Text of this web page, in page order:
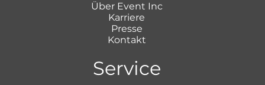
Über Event Inc
Karriere
Presse
Kontakt
Service